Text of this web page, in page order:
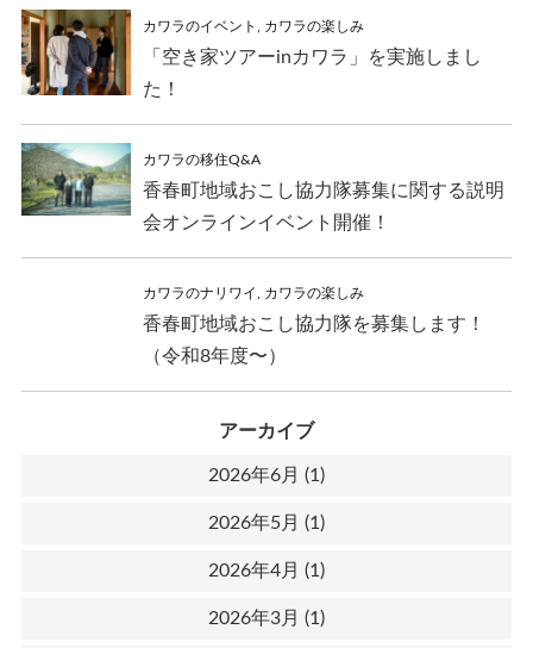
カワラのイベント カワラの楽しみ
「空き家ツアーinカワラ」を実施しまし
た！
カワラの移住Q&A
香春町地域おこし協力隊募集に関する説明
会オンラインイベント開催！
カワラのナリワイ カワラの楽しみ
香春町地域おこし協力隊を募集します！
（令和8年度〜）
アーカイブ
2026年6月 (1)
2026年5月 (1)
2026年4月 (1)
2026年3月 (1)